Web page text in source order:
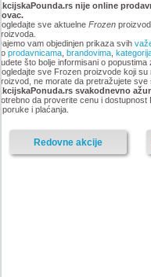
nije online
sve aktuelne Frozen
vam objedinjen prikaza svih
prodavnicama, brandovima,
što bolje informisani o
sve Frozen proizvode koji
ne morate da pretražujete sve
svakodnevno
da proverite cenu i
i plaćanja.
Redovne akcije